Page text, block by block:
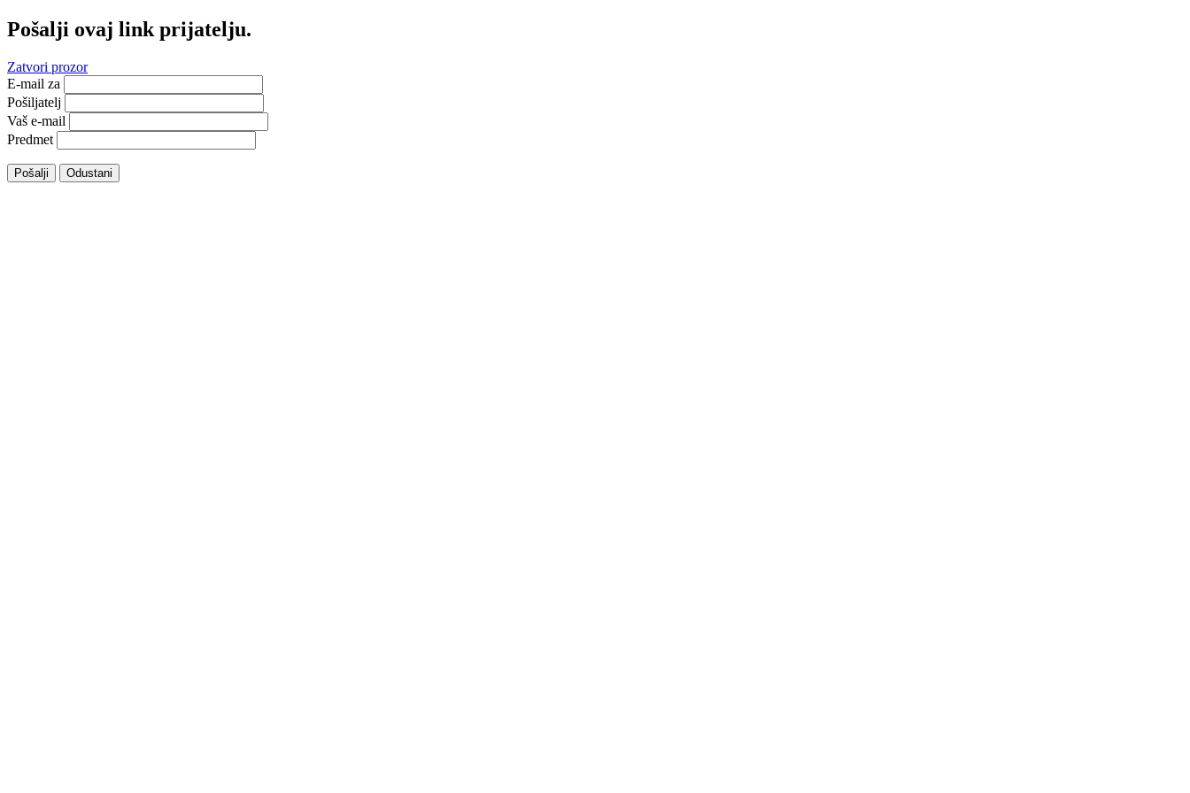
Pošalji ovaj link prijatelju.
Zatvori prozor
E-mail za
Pošiljatelj
Vaš e-mail
Predmet
Pošalji Odustani